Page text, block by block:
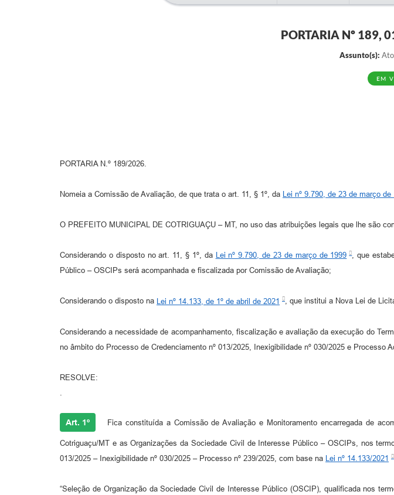
PORTARIA Nº 189,
Assunto(s):
EM
PORTARIA N.º 189/2026.
Nomeia a Comissão de Avaliação, de que trata o art. 11, § 1º, da Lei nº 9.790, de 23 de março de
O PREFEITO MUNICIPAL DE COTRIGUAÇU – MT, no uso das atribuições legais que lhe são
Considerando o disposto no art. 11, § 1º, da Lei nº 9.790, de 23 de março de 1999
, que
Público – OSCIPs será acompanhada e fiscalizada por Comissão de Avaliação;
Considerando o disposto na Lei nº 14.133, de 1º de abril de 2021 , que institui a Nova Lei de
Considerando a necessidade de acompanhamento, fiscalização e avaliação da execução do
no âmbito do Processo de Credenciamento nº 013/2025, Inexigibilidade nº 030/2025 e Processo
RESOLVE:
Art. 1º Fica constituída a Comissão de Avaliação e Monitoramento encarregada de
Cotriguaçu/MT e as Organizações da Sociedade Civil de Interesse Público – OSCIPs, nos
013/2025 – Inexigibilidade nº 030/2025 – Processo nº 239/2025, com base na Lei nº 14.133/2021
“Seleção de Organização da Sociedade Civil de Interesse Público (OSCIP), qualificada nos